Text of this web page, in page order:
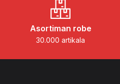
Asortiman robe
30.000 artikala